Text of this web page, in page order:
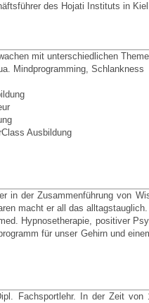
des Hojati Instituts in
mit unterschiedlichen
Mindprogramming, Schlankness
Ausbildung
in der Zusammenführung von
macht er all das alltagstauglich.
Hypnosetherapie, positiver
für unser Gehirn und
Fachsportlehr. In der Zeit von